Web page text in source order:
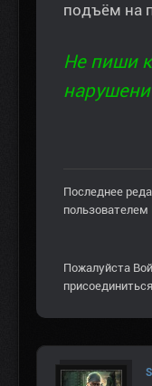
подъём на
Не пиши
Последнее
пользователем
Пожалуйста